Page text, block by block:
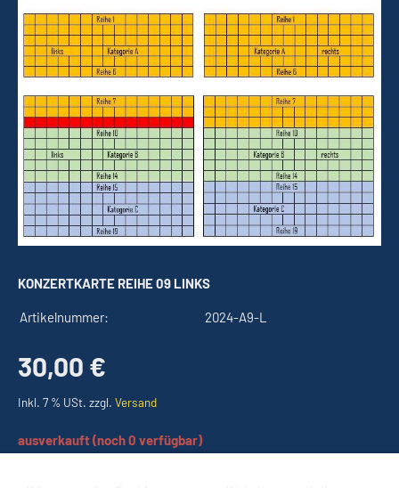
KONZERTKARTE REIHE 09 LINKS
Artikelnummer: 2024-A9-L
30,00 €
Inkl. 7 % USt. zzgl. Versand
ausverkauft (noch 0 verfügbar)